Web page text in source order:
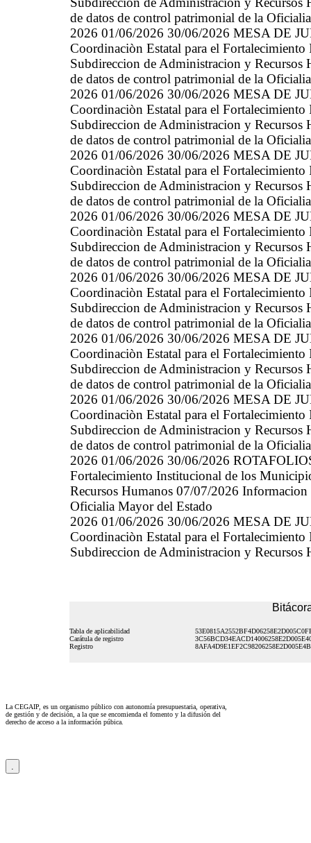
de datos de control patrimonial de la
2026 01/06/2026 30/06/2026 MESA DE
Coordinaciòn Estatal para el
Subdireccion de Administracion y Recursos
de datos de control patrimonial de la
2026 01/06/2026 30/06/2026 MESA DE
Coordinaciòn Estatal para el
Subdireccion de Administracion y Recursos
de datos de control patrimonial de la
2026 01/06/2026 30/06/2026 MESA DE
Coordinaciòn Estatal para el
Subdireccion de Administracion y Recursos
de datos de control patrimonial de la
2026 01/06/2026 30/06/2026 MESA DE
Coordinaciòn Estatal para el
Subdireccion de Administracion y Recursos
de datos de control patrimonial de la
2026 01/06/2026 30/06/2026 MESA DE
Coordinaciòn Estatal para el
Subdireccion de Administracion y Recursos
de datos de control patrimonial de la
2026 01/06/2026 30/06/2026 MESA DE
Coordinaciòn Estatal para el
Subdireccion de Administracion y Recursos
de datos de control patrimonial de la
2026 01/06/2026 30/06/2026 MESA DE
Coordinaciòn Estatal para el
Subdireccion de Administracion y Recursos
de datos de control patrimonial de la
2026 01/06/2026 30/06/2026
Fortalecimiento Institucional de los
Recursos Humanos 07/07/2026 Informacion
Oficialia Mayor del Estado
2026 01/06/2026 30/06/2026 MESA DE
Coordinaciòn Estatal para el
Subdireccion de Administracion y
Tabla de aplicabilidad
Carátula de registro
Registro
La CEGAIP, es un organismo público con autonomía presupuestaria, operativa,
de gestión y de decisión, a la que se encomienda el fomento y la difusión del
derecho de acceso a la información púbica.